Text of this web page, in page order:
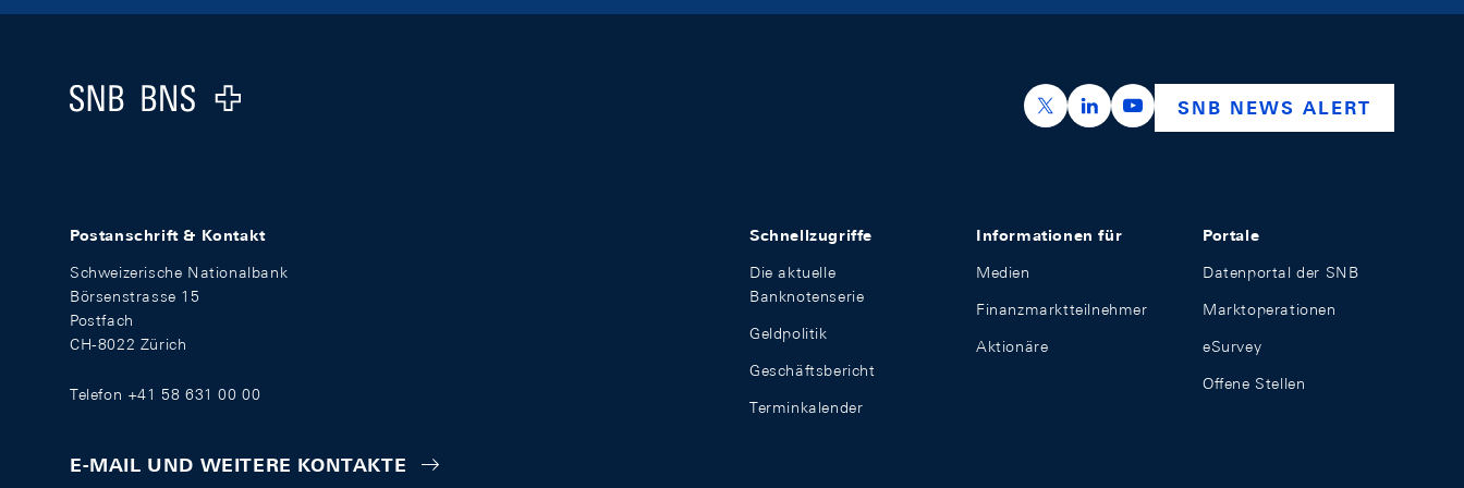
Logo
https://x.com/snb_bns
https://ch.linkedin.com/company/swiss-
https://www.youtube.com/
SNB NEWS ALERT
Postanschrift & Kontakt
Schweizerische Nationalbank
Börsenstrasse 15
Postfach
CH-8022 Zürich
Telefon +41 58 631 00 00
E-MAIL UND WEITERE KONTAKTE
Schnellzugriffe
Die aktuelle
Banknotenserie
Geldpolitik
Geschäftsbericht
Terminkalender
Informationen für
Medien
Finanzmarktteilnehmer
Aktionäre
Portale
Datenportal der SNB
Marktoperationen
eSurvey
Offene Stellen